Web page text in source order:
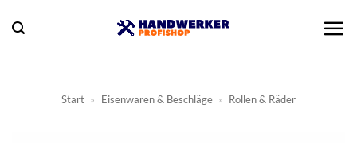
Inhalt
springen
Start » Eisenwaren & Beschläge » Rollen & Räder